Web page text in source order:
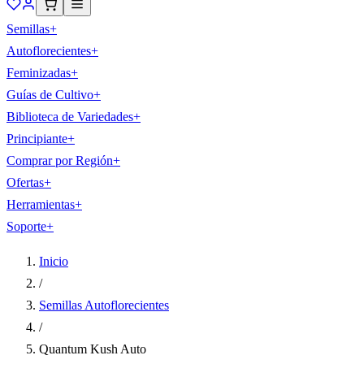
Semillas+
Autoflorecientes+
Feminizadas+
Guías de Cultivo+
Biblioteca de Variedades+
Principiante+
Comprar por Región+
Ofertas+
Herramientas+
Soporte+
Inicio
/
Semillas Autoflorecientes
/
Quantum Kush Auto